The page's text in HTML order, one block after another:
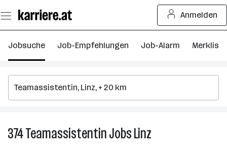
Seiteninhalt
springen
Anmelden
Jobsuche Job-Empfehlungen Job-Alarm Merkliste
374TeamassistentinJobsLinz